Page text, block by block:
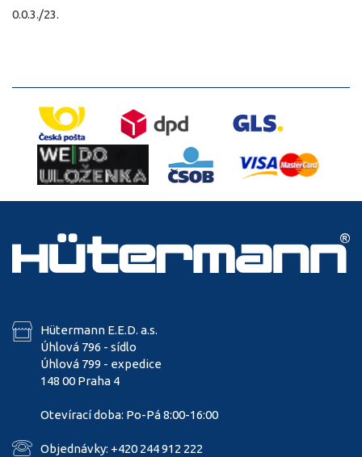
0.0.3./23.
Hütermann E.E.D. a.s.
Úhlová 796 - sídlo
Úhlová 799 - expedice
148 00 Praha 4
Otevírací doba: Po-Pá 8:00-16:00
Objednávky: +420 244 912 222